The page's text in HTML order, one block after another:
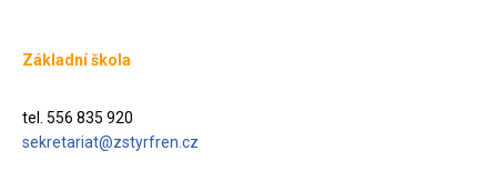
Základní škola
tel. 556 835 920
sekretariat@zstyrfren.cz